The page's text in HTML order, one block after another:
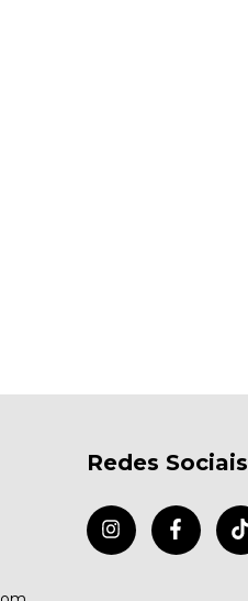
Redes Sociais